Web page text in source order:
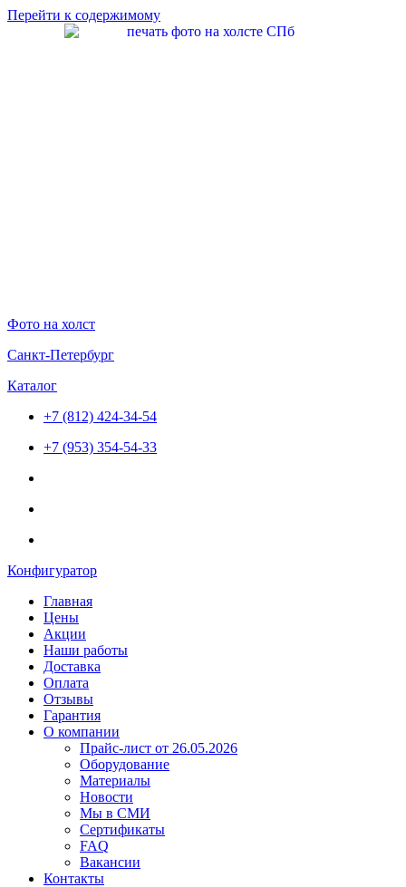
Перейти к содержимому
Фото на холст
Санкт-Петербург
Каталог
+7 (812) 424-34-54
+7 (953) 354-54-33
Конфигуратор
Главная
Цены
Акции
Наши работы
Доставка
Оплата
Отзывы
Гарантия
О компании
Прайс-лист от 26.05.2026
Оборудование
Материалы
Новости
Мы в СМИ
Сертификаты
FAQ
Вакансии
Контакты